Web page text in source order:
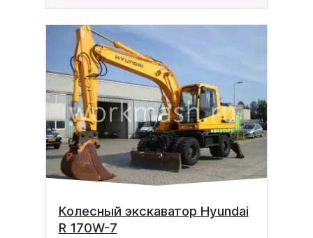
Колесный экскаватор Hyundai
R 170W-7